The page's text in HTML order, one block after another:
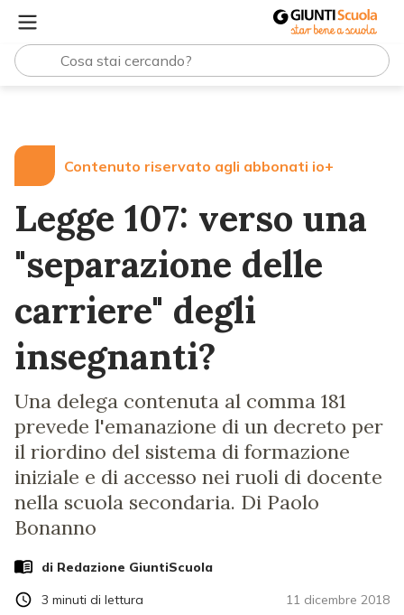
Contenuto riservato agli abbonati io+
Legge 107: verso una
"separazione delle
carriere" degli
insegnanti?
Una delega contenuta al comma 181
prevede l'emanazione di un decreto per
il riordino del sistema di formazione
iniziale e di accesso nei ruoli di docente
nella scuola secondaria. Di Paolo
Bonanno
di Redazione GiuntiScuola
11 dicembre 2018
3 minuti di lettura